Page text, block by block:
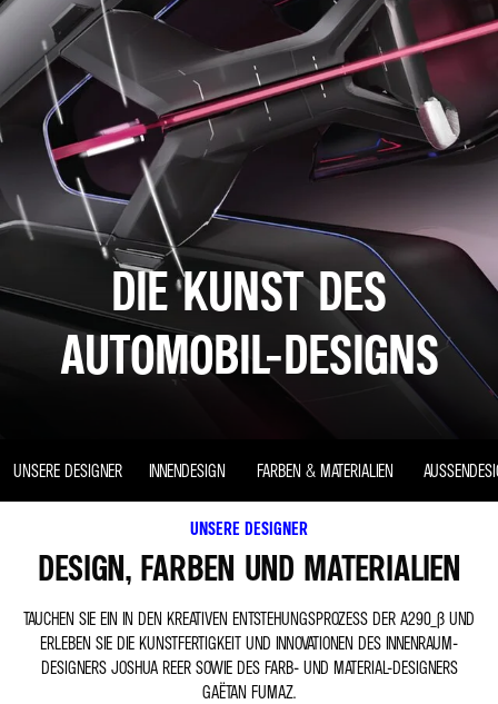
DIE KUNST DES
AUTOMOBIL-DESIGNS
UNSERE DESIGNER INNENDESIGN FARBEN & MATERIALIEN
UNSERE DESIGNER
DESIGN, FARBEN UND MATERIALIEN
TAUCHEN SIE EIN IN DEN KREATIVEN ENTSTEHUNGSPROZESS DER A290_Β UND
ERLEBEN SIE DIE KUNSTFERTIGKEIT UND INNOVATIONEN DES INNENRAUM-
DESIGNERS JOSHUA REER SOWIE DES FARB- UND MATERIAL-DESIGNERS
GAËTAN FUMAZ.